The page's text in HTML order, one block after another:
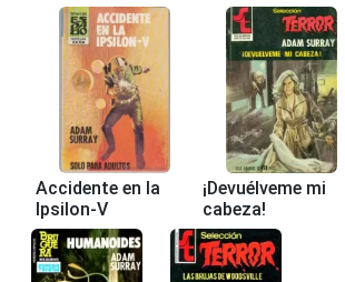
Accidente en la
Ipsilon-V
¡Devuélveme mi
cabeza!